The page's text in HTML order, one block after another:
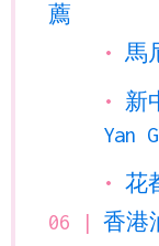
薦
馬
新
Yan
花
香港